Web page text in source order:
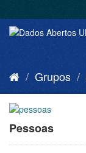
Grupos
Pessoas